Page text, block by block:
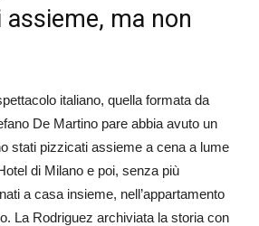
ma non
italiano, quella formata da
De Martino pare abbia avuto un
stati pizzicati assieme a cena a lume
di Milano e poi, senza più
a casa insieme, nell’appartamento
La Rodriguez archiviata la storia con